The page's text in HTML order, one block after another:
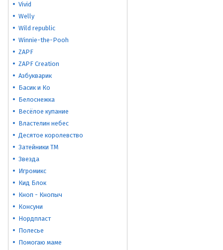
Vivid
Welly
Wild republic
Winnie-the-Pooh
ZAPF
ZAPF Creation
Азбукварик
Басик и Ко
Белоснежка
Весёлое купание
Властелин небес
Десятое королевство
Затейники ТМ
Звезда
Игромикс
Кид Блок
Кноп - Кнопыч
Консуни
Нордпласт
Полесье
Помогаю маме